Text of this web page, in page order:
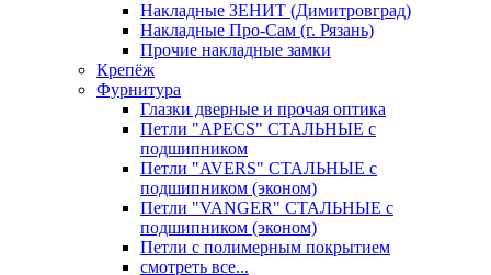
Накладные ЗЕНИТ (Димитровград)
Накладные Про-Сам (г. Рязань)
Прочие накладные замки
Крепёж
Фурнитура
Глазки дверные и прочая оптика
Петли "APECS" СТАЛЬНЫЕ с
подшипником
Петли "AVERS" СТАЛЬНЫЕ с
подшипником (эконом)
Петли "VANGER" СТАЛЬНЫЕ с
подшипником (эконом)
Петли с полимерным покрытием
смотреть все...